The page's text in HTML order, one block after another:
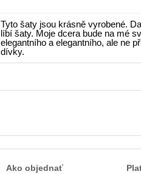
Tyto šaty jsou krásně vyrobené.
líbí šaty. Moje dcera bude na mé
elegantního a elegantního, ale ne
dívky.
Ako objednať